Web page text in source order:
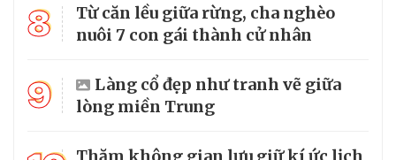
8
Từ căn lều giữa rừng, cha nghèo
nuôi 7 con gái thành cử nhân
9
Làng cổ đẹp như tranh vẽ giữa
lòng miền Trung